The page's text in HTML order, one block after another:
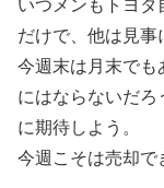
いつメンもトヨタ
だけで、他は見事
今週末は月末でも
にはならないだろ
に期待しよう。
今週こそは売却で